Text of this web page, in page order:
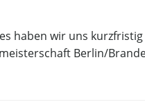
haben wir uns kurz­fris­tig
Berlin/